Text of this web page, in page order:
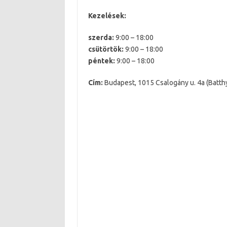
Kezelések:
szerda: 9:00 – 18:00
csütörtök: 9:00 – 18:00
péntek: 9:00 – 18:00
Cím: Budapest, 1015 Csalogány u. 4a